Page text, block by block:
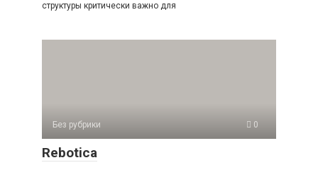
структуры критически важно для
Без рубрики 0
Rebotica